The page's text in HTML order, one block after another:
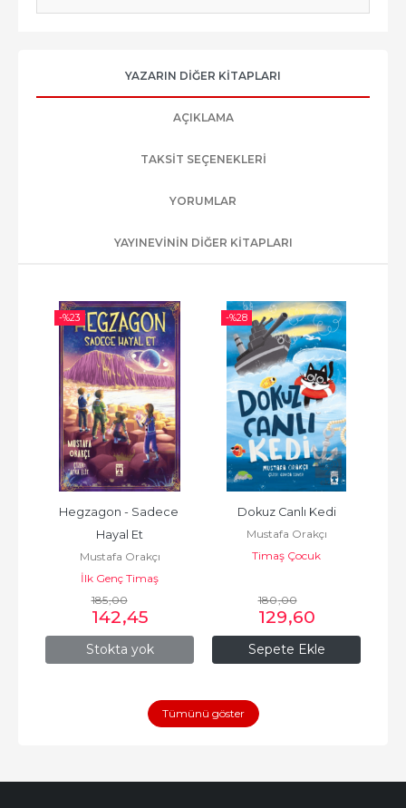
YAZARIN DIĞER KITAPLARI
AÇIKLAMA
TAKSIT SEÇENEKLERI
YORUMLAR
YAYINEVININ DIĞER KITAPLARI
-%23
Stokta yok
Hegzagon - Sadece
Hayal Et
Mustafa Orakçı
İlk Genç Timaş
185,00
142,45
-%28
Sepete Ekle
Dokuz Canlı Kedi
Mustafa Orakçı
Timaş Çocuk
180,00
129,60
Tümünü göster